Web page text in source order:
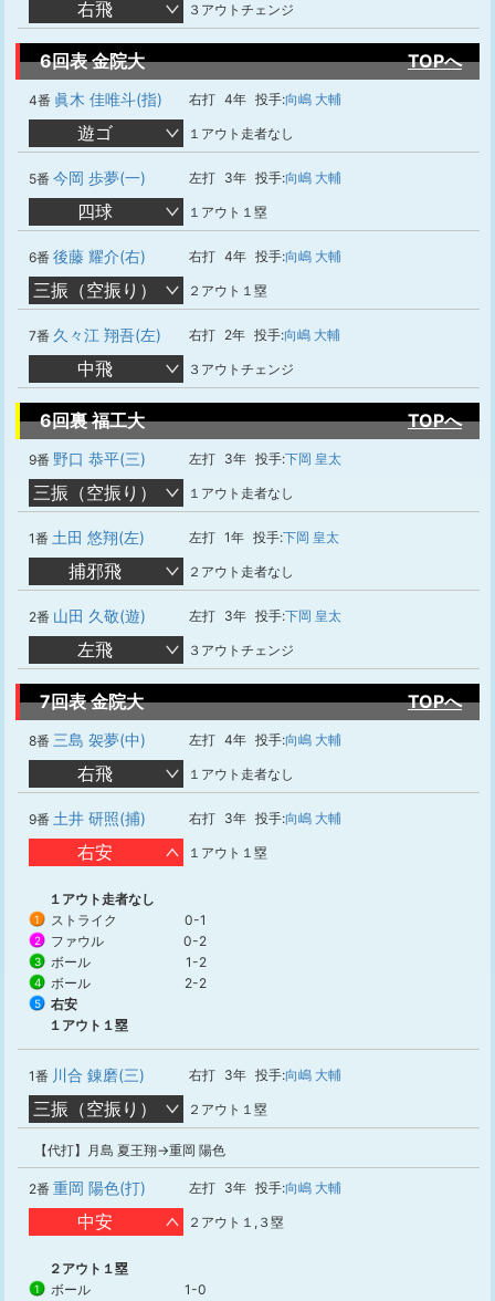
右飛 ３アウトチェンジ
6回表 金院大 TOPへ
4番 眞木 佳唯斗(指) 右打 4年 投手:向嶋 大輔
遊ゴ １アウト走者なし
5番 今岡 歩夢(一) 左打 3年 投手:向嶋 大輔
四球 １アウト１塁
6番 後藤 耀介(右) 右打 4年 投手:向嶋 大輔
三振（空振り） ２アウト１塁
7番 久々江 翔吾(左) 右打 2年 投手:向嶋 大輔
中飛 ３アウトチェンジ
6回裏 福工大 TOPへ
9番 野口 恭平(三) 左打 3年 投手:下岡 皇太
三振（空振り） １アウト走者なし
1番 土田 悠翔(左) 左打 1年 投手:下岡 皇太
捕邪飛 ２アウト走者なし
2番 山田 久敬(遊) 左打 3年 投手:下岡 皇太
左飛 ３アウトチェンジ
7回表 金院大 TOPへ
8番 三島 袈夢(中) 左打 4年 投手:向嶋 大輔
右飛 １アウト走者なし
9番 土井 研照(捕) 右打 3年 投手:向嶋 大輔
右安 １アウト１塁
１アウト走者なし
1 ストライク 0-1
2 ファウル 0-2
3 ボール 1-2
4 ボール 2-2
5
右安
１アウト１塁
1番 川合 錬磨(三) 右打 3年 投手:向嶋 大輔
三振（空振り） ２アウト１塁
【代打】月島 夏王翔→重岡 陽色
2番 重岡 陽色(打) 左打 3年 投手:向嶋 大輔
中安 ２アウト１,３塁
２アウト１塁
1 ボール 1-0